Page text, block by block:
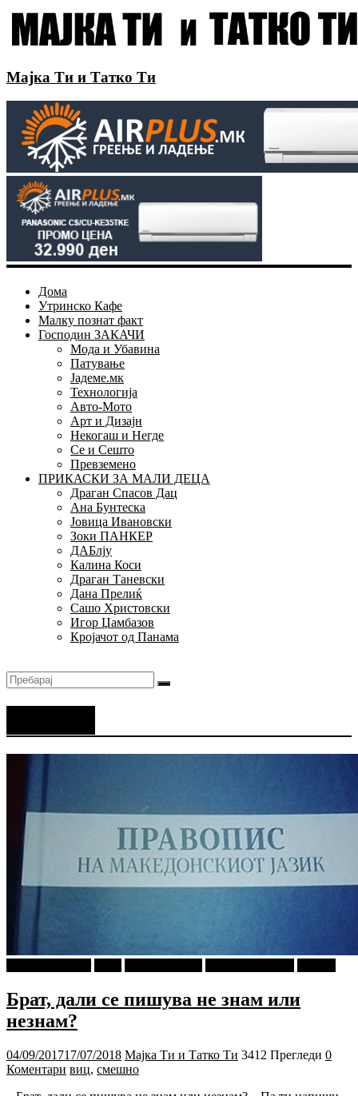
Мајка Ти и Татко Ти
Дома
Утринско Кафе
Малку познат факт
Господин ЗАКАЧИ
Мода и Убавина
Патување
Јадеме.мк
Технологија
Авто-Мото
Арт и Дизајн
Некогаш и Негде
Се и Сешто
Превземено
ПРИКАСКИ ЗА МАЛИ ДЕЦА
Драган Спасов Дац
Ана Бунтеска
Јовица Ивановски
Зоки ПАНКЕР
ДАБлју
Калина Коси
Драган Таневски
Дана Прелиќ
Сашо Христовски
Игор Џамбазов
Кројачот од Панама
Брат, дали се пишува не знам или
незнам?
04/09/201717/07/2018 Мајка Ти и Татко Ти 3412 Прегледи 0
Коментари виц, смешно